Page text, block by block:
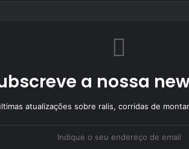
a nossa
atualizações sobre ralis, corridas de